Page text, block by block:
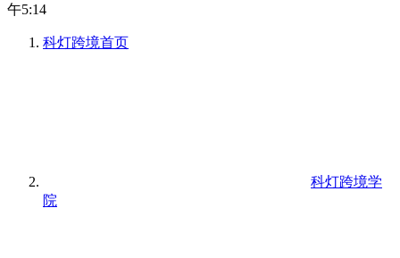
午5:14
科灯跨境首页
科灯跨境学
院